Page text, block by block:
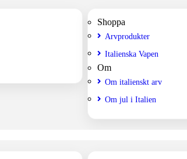
Shoppa
Arvprodukter
Italienska Vapen
Om
Om italienskt arv
Om jul i Italien